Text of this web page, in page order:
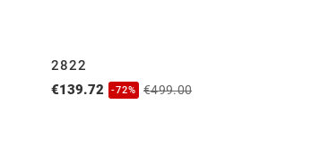
2822
€139.72
-72% €499.00